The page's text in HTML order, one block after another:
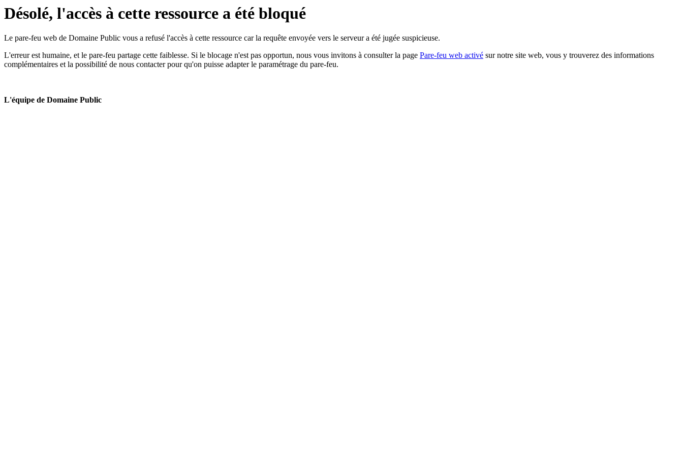
Désolé, l'accès à cette ressource a été bloqué
Le pare-feu web de Domaine Public vous a refusé l'accès à cette ressource car la requête envoyée vers le serveur a été jugée suspicieuse.
L'erreur est humaine, et le pare-feu partage cette faiblesse. Si le blocage n'est pas opportun, nous vous invitons à consulter la page Pare-feu web activé sur notre site web, vous y trouverez des informations
complémentaires et la possibilité de nous contacter pour qu'on puisse adapter le paramétrage du pare-feu.
L'équipe de Domaine Public